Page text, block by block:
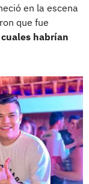
en la escena
que fue
habrían